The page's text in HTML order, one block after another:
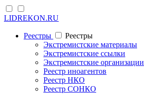
LIDREKON.RU
Реестры
Реестры
Экстремистские материалы
Экстремистские ссылки
Экстремистские организации
Реестр иноагентов
Реестр НКО
Реестр СОНКО